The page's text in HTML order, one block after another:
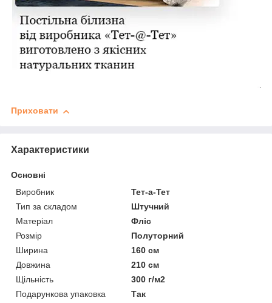
Приховати
Характеристики
Основні
Виробник
Тет-а-Тет
Тип за складом
Штучний
Матеріал
Фліс
Розмір
Полуторний
Ширина
160 см
Довжина
210 см
Щільність
300 г/м2
Подарункова упаковка
Так